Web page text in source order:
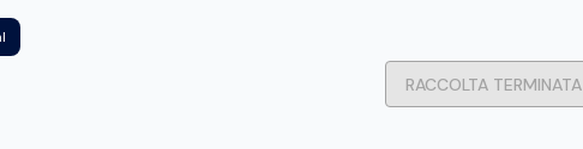
RACCOLTA TERMINATA